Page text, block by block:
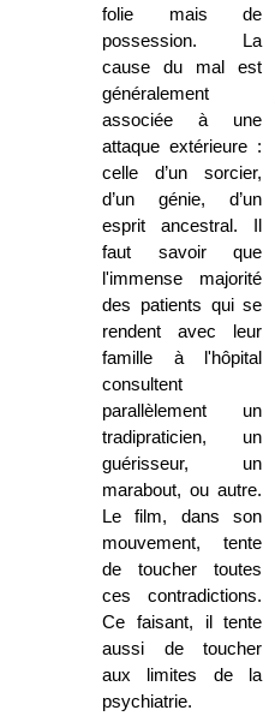
folie mais de
possession. La
cause du mal est
généralement
associée à une
attaque extérieure :
celle d’un sorcier,
d’un génie, d’un
esprit ancestral. Il
faut savoir que
l'immense majorité
des patients qui se
rendent avec leur
famille à l'hôpital
consultent
parallèlement un
tradipraticien, un
guérisseur, un
marabout, ou autre.
Le film, dans son
mouvement, tente
de toucher toutes
ces contradictions.
Ce faisant, il tente
aussi de toucher
aux limites de la
psychiatrie.